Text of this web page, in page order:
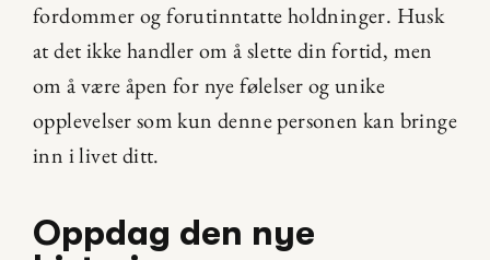
fordommer og forutinntatte holdninger. Husk
at det ikke handler om å slette din fortid, men
om å være åpen for nye følelser og unike
opplevelser som kun denne personen kan bringe
inn i livet ditt.
Oppdag den nye